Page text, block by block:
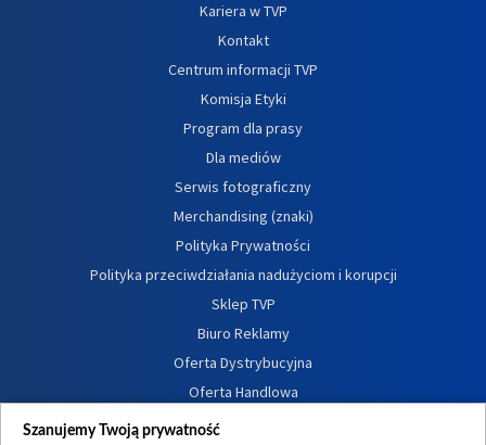
Kariera w TVP
Kontakt
Centrum informacji TVP
Komisja Etyki
Program dla prasy
Dla mediów
Serwis fotograficzny
Merchandising (znaki)
Polityka Prywatności
Polityka przeciwdziałania nadużyciom i korupcji
Sklep TVP
Biuro Reklamy
Oferta Dystrybucyjna
Oferta Handlowa
Dostępność
Szanujemy Twoją prywatność